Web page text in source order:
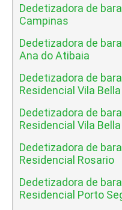
Dedetizadora de
Campinas
Dedetizadora de
Ana do Atibaia
Dedetizadora de
Residencial Vila
Dedetizadora de
Residencial Vila Bella
Dedetizadora de
Residencial Rosario
Dedetizadora de
Residencial Porto